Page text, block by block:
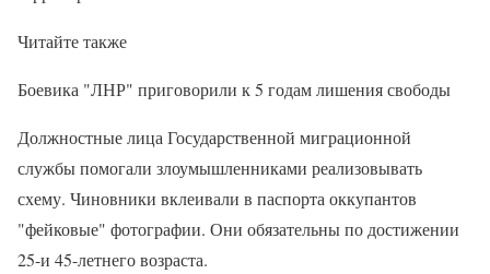
Читайте также
Боевика "ЛНР" приговорили к 5 годам лишения свободы
Должностные лица Государственной миграционной
службы помогали злоумышленниками реализовывать
схему. Чиновники вклеивали в паспорта оккупантов
"фейковые" фотографии. Они обязательны по достижении
25-и 45-летнего возраста.